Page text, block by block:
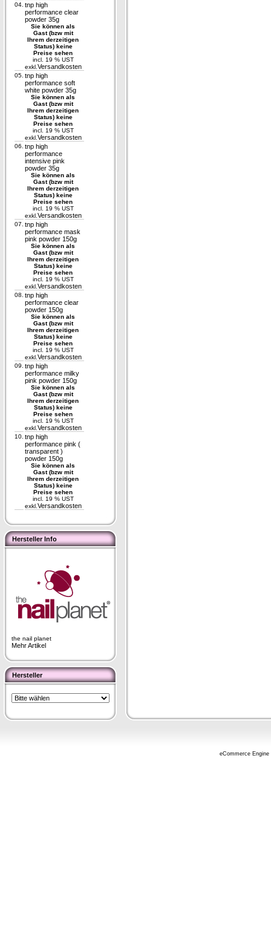
04. tnp high
performance clear
powder 35g
Sie können als
Gast (bzw mit
Ihrem derzeitigen
Status) keine
Preise sehen
incl. 19 % UST
exkl. Versandkosten
05. tnp high
performance soft
white powder 35g
Sie können als
Gast (bzw mit
Ihrem derzeitigen
Status) keine
Preise sehen
incl. 19 % UST
exkl. Versandkosten
06. tnp high
performance
intensive pink
powder 35g
Sie können als
Gast (bzw mit
Ihrem derzeitigen
Status) keine
Preise sehen
incl. 19 % UST
exkl. Versandkosten
07. tnp high
performance mask
pink powder 150g
Sie können als
Gast (bzw mit
Ihrem derzeitigen
Status) keine
Preise sehen
incl. 19 % UST
exkl. Versandkosten
08. tnp high
performance clear
powder 150g
Sie können als
Gast (bzw mit
Ihrem derzeitigen
Status) keine
Preise sehen
incl. 19 % UST
exkl. Versandkosten
09. tnp high
performance milky
pink powder 150g
Sie können als
Gast (bzw mit
Ihrem derzeitigen
Status) keine
Preise sehen
incl. 19 % UST
exkl. Versandkosten
10. tnp high
performance pink (
transparent )
powder 150g
Sie können als
Gast (bzw mit
Ihrem derzeitigen
Status) keine
Preise sehen
incl. 19 % UST
exkl. Versandkosten
Hersteller Info
the nail planet
Mehr Artikel
Hersteller
eCommerce